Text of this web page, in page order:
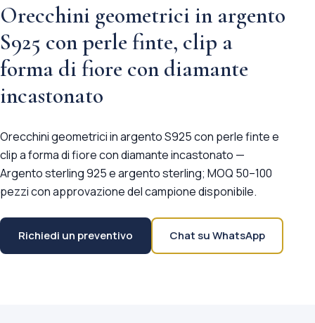
Orecchini geometrici in argento
S925 con perle finte, clip a
forma di fiore con diamante
incastonato
Orecchini geometrici in argento S925 con perle finte e
clip a forma di fiore con diamante incastonato —
Argento sterling 925 e argento sterling; MOQ 50–100
pezzi con approvazione del campione disponibile.
Richiedi un preventivo Chat su WhatsApp